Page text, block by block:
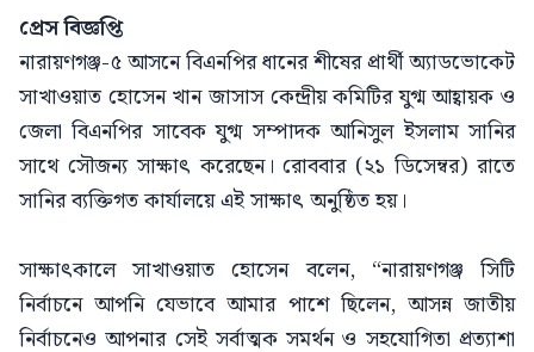
প্রেস বিজ্ঞপ্তি
নারায়ণগঞ্জ-৫ আসনে বিএনপির ধানের শীষের প্রার্থী অ্যাডভোকেট
সাখাওয়াত হোসেন খান জাসাস কেন্দ্রীয় কমিটির যুগ্ম আহ্বায়ক ও
জেলা বিএনপির সাবেক যুগ্ম সম্পাদক আনিসুল ইসলাম সানির
সাথে সৌজন্য সাক্ষাৎ করেছেন। রোববার (২১ ডিসেম্বর) রাতে
সানির ব্যক্তিগত কার্যালয়ে এই সাক্ষাৎ অনুষ্ঠিত হয়।
সাক্ষাৎকালে সাখাওয়াত হোসেন বলেন, “নারায়ণগঞ্জ সিটি
নির্বাচনে আপনি যেভাবে আমার পাশে ছিলেন, আসন্ন জাতীয়
নির্বাচনেও আপনার সেই সর্বাত্মক সমর্থন ও সহযোগিতা প্রত্যাশা